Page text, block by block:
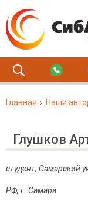
Главная Наши
Глушков
студент, Самарский
РФ, г. Самара